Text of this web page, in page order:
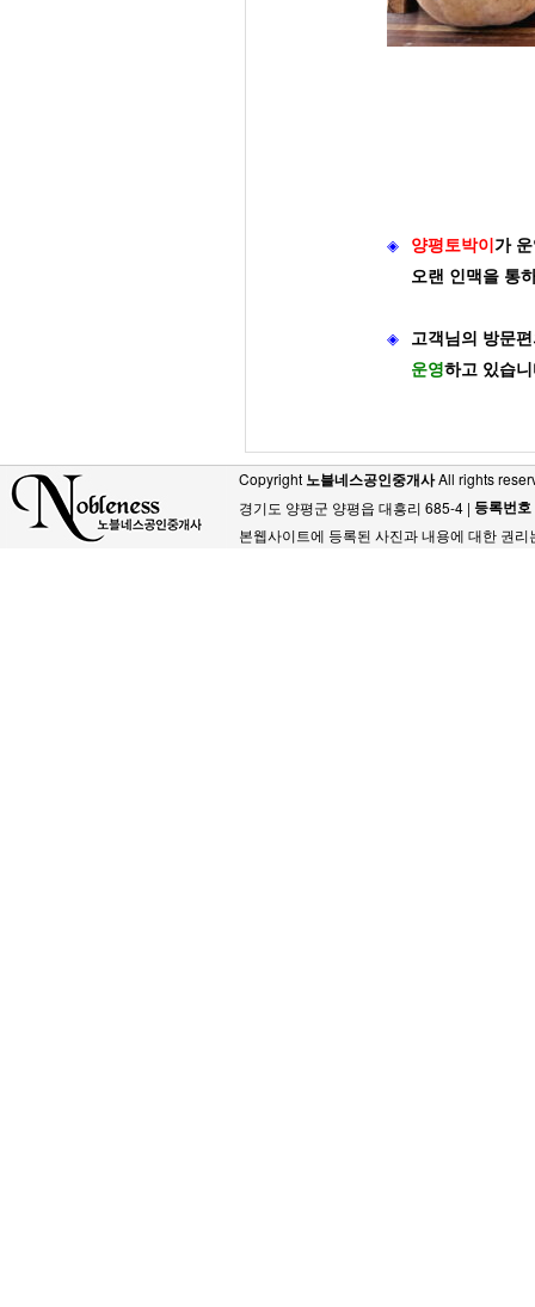
◈ 양평토박이 가
오랜 인맥을 통
◈
고객님의 방문
운영하고 있습
Copyright 노블네스공인중개사All rights
경기도 양평군 양평읍 대흥리 685-4 | 등록번호
본웹사이트에 등록된 사진과 내용에 대한 권